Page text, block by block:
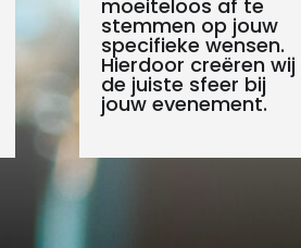
moeiteloos af te
stemmen op jouw
specifieke wensen.
Hierdoor creëren wij
de juiste sfeer bij
jouw evenement.